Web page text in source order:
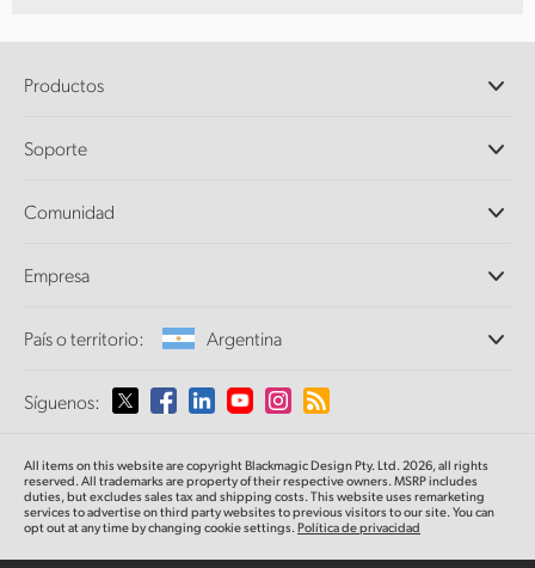
Productos
DaVinci Resolve y Fusion
Ultimatte
Captura y reproducción
Conversión de formatos
Supervisión
Almacenamiento en redes
Direccionamiento y distribución
Transmisión y codificación
Soporte
Centro de soporte técnico
Comunidad
Empresa
Perfil empresarial
Medios
País o territorio: Argentina
Selecciona un país o territorio
Australia
Austria
Síguenos:
All items on this website are copyright Blackmagic Design Pty. Ltd. 2026, all rights
reserved. All trademarksare propertyof their respective owners. MSRP includes
duties, but excludes sales tax and shipping costs. This website uses remarketing
services to advertise on third party websites to previous visitors to our site. You can
opt out at any time by changing cookie settings. Política de privacidad